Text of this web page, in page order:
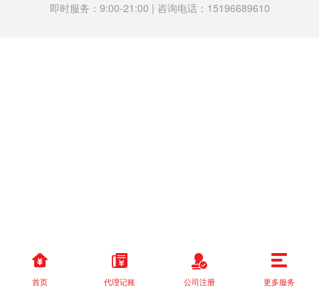
即时服务：9:00-21:00 | 咨询电话：15196689610
首页 代理记账 公司注册 更多服务